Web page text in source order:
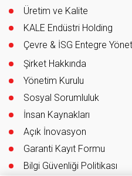
Sertifikalar
Üretim ve Kalite
KALE Endüstri Holding
Çevre & İSG Entegre
Şirket Hakkında
Yönetim Kurulu
Sosyal Sorumluluk
İnsan Kaynakları
Açık İnovasyon
Garanti Kayıt Formu